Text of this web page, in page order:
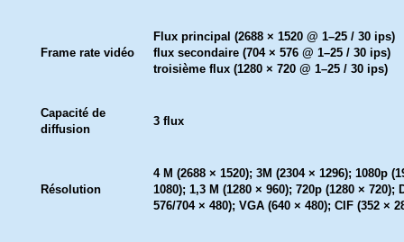
Frame rate vidéo
Flux principal (2688 × 1520 @ 1–25 / 30 ips)
flux secondaire (704 × 576 @ 1–25 / 30 ips)
troisième flux (1280 × 720 @ 1–25 / 30 ips)
Capacité de
diffusion
3 flux
Résolution
4 M (2688 × 1520); 3M (2304 × 1296); 1080p
1080); 1,3 M (1280 × 960); 720p (1280 × 720);
576/704 × 480); VGA (640 × 480); CIF (352 ×